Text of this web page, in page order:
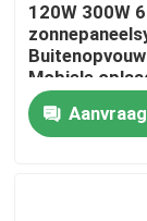
Contacteer
120W 300W
Mobiele
thuis